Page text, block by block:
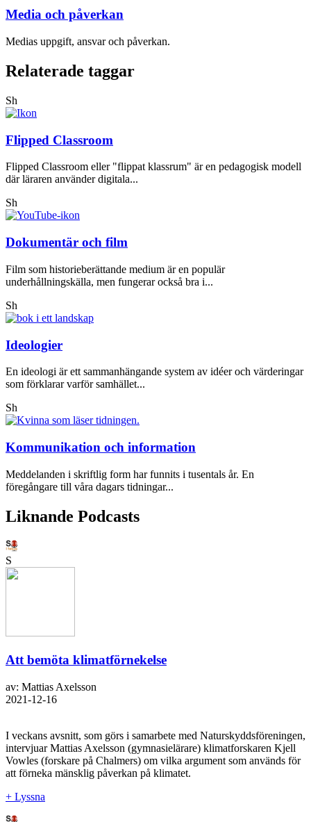
Media och påverkan
Medias uppgift, ansvar och påverkan.
Relaterade taggar
Sh
Flipped Classroom
Flipped Classroom eller "flippat klassrum" är en pedagogisk modell
där läraren använder digitala...
Sh
Dokumentär och film
Film som historieberättande medium är en populär
underhållningskälla, men fungerar också bra i...
Sh
Ideologier
En ideologi är ett sammanhängande system av idéer och värderingar
som förklarar varför samhället...
Sh
Kommunikation och information
Meddelanden i skriftlig form har funnits i tusentals år. En
föregångare till våra dagars tidningar...
Liknande Podcasts
S
Att bemöta klimatförnekelse
av: Mattias Axelsson
2021-12-16
I veckans avsnitt, som görs i samarbete med Naturskyddsföreningen,
intervjuar Mattias Axelsson (gymnasielärare) klimatforskaren Kjell
Vowles (forskare på Chalmers) om vilka argument som används för
att förneka mänsklig påverkan på klimatet.
+ Lyssna